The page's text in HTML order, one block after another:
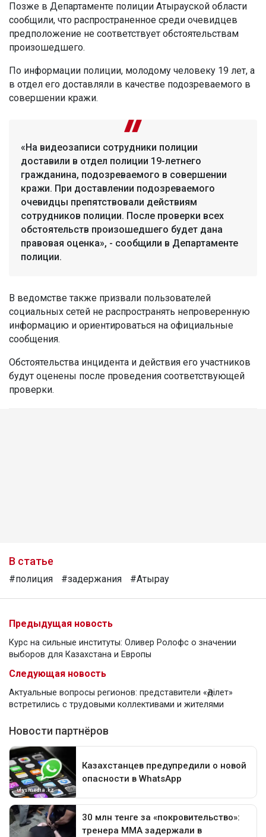
Позже в Департаменте полиции Атырауской области
сообщили, что распространенное среди очевидцев
предположение не соответствует обстоятельствам
произошедшего.
По информации полиции, молодому человеку 19 лет, а
в отдел его доставляли в качестве подозреваемого в
совершении кражи.
«На видеозаписи сотрудники полиции
доставили в отдел полиции 19-летнего
гражданина, подозреваемого в совершении
кражи. При доставлении подозреваемого
очевидцы препятствовали действиям
сотрудников полиции. После проверки всех
обстоятельств произошедшего будет дана
правовая оценка», - сообщили в Департаменте
полиции.
В ведомстве также призвали пользователей
социальных сетей не распространять непроверенную
информацию и ориентироваться на официальные
сообщения.
Обстоятельства инцидента и действия его участников
будут оценены после проведения соответствующей
проверки.
В статье
#полиция #задержания #Атырау
Предыдущая новость
Курс на сильные институты: Оливер Ролофс о значении
выборов для Казахстана и Европы
Следующая новость
Актуальные вопросы регионов: представители «Әділет»
встретились с трудовыми коллективами и жителями